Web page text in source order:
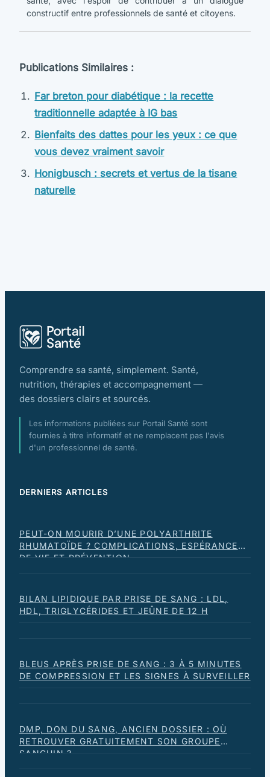
constructif entre professionnels de santé et citoyens.
Publications Similaires :
Far breton pour diabétique : la recette
traditionnelle adaptée à IG bas
Bienfaits des dattes pour les yeux : ce que
vous devez vraiment savoir
Honigbusch : secrets et vertus de la tisane
naturelle
Comprendre sa santé, simplement. Santé,
nutrition, thérapies et accompagnement —
des dossiers clairs et sourcés.
Les informations publiées sur Portail Santé sont
fournies à titre informatif et ne remplacent pas l'avis
d'un professionnel de santé.
DERNIERS ARTICLES
PEUT-ON MOURIR D’UNE POLYARTHRITE
RHUMATOÏDE ? COMPLICATIONS, ESPÉRANCE
DE VIE ET PRÉVENTION
BILAN LIPIDIQUE PAR PRISE DE SANG : LDL,
HDL, TRIGLYCÉRIDES ET JEÛNE DE 12 H
BLEUS APRÈS PRISE DE SANG : 3 À 5 MINUTES
DE COMPRESSION ET LES SIGNES À SURVEILLER
DMP, DON DU SANG, ANCIEN DOSSIER : OÙ
RETROUVER GRATUITEMENT SON GROUPE
SANGUIN ?